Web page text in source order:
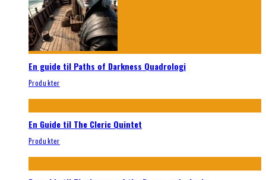
En guide til Paths of Darkness Quadrologi
Produkter
En Guide til The Cleric Quintet
Produkter